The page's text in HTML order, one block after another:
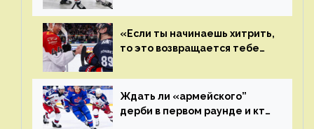
«Если ты начинаешь хитрить,
то это возвращается тебе
Ждать ли «армейского”
дерби в первом раунде и кто